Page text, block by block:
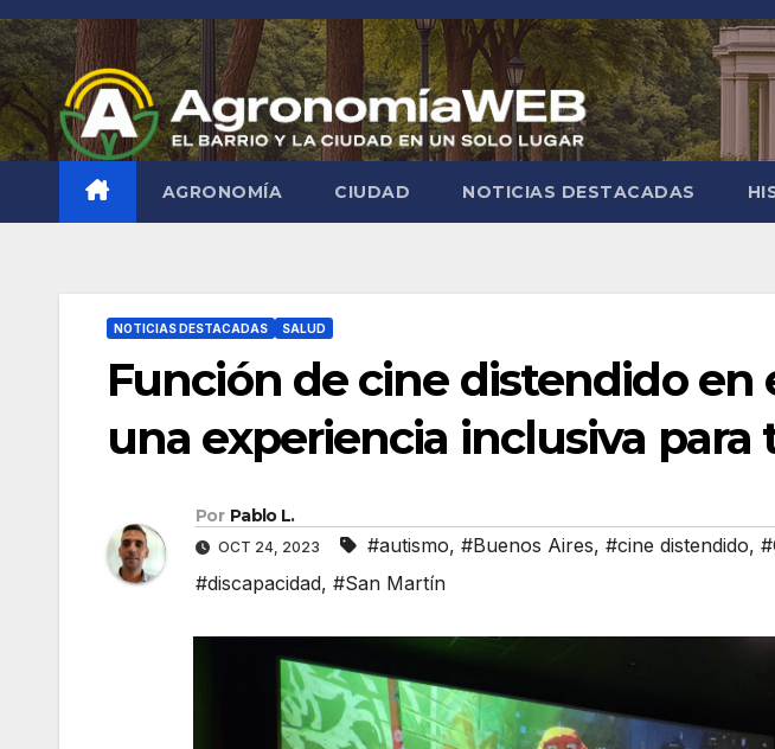
Saltar
al
contenido
AGRONOMÍA CIUDAD NOTICIAS DESTACADAS
NOTICIAS DESTACADAS SALUD
Función de cine distendido en
una experiencia inclusiva para
Por Pablo L.
OCT 24, 2023 #autismo, #Buenos Aires, #cine distendido,
#discapacidad, #San Martín